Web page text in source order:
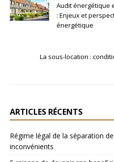
Audit énergétique
: Enjeux et
énergétique
La sous-location :
ARTICLES RÉCENTS
Régime légal de la séparation
inconvénients